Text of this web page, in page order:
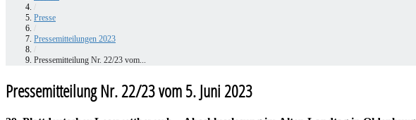
Presse
Pressemitteilungen 2023
Pressemitteilung Nr. 22/23 vom...
Pressemitteilung Nr. 22/23 vom 5. Juni 2023